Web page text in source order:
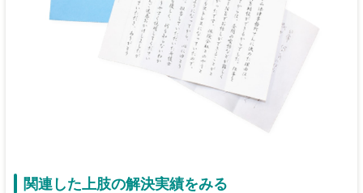
関連した上肢の解決実績をみる